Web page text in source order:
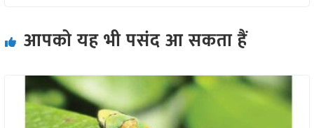
आपको यह भी पसंद आ सकता हैं